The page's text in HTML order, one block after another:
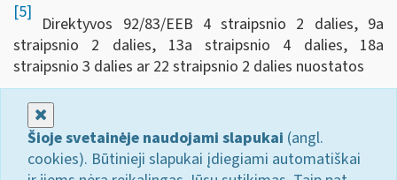
[5]
Direktyvos 92/83/EEB 4 straipsnio 2 dalies, 9a
straipsnio 2 dalies, 13a straipsnio 4 dalies, 18a
straipsnio 3 dalies ar 22 straipsnio 2 dalies nuostatos
Šioje svetainėje naudojami slapukai (angl.
cookies). Būtinieji slapukai įdiegiami automatiškai